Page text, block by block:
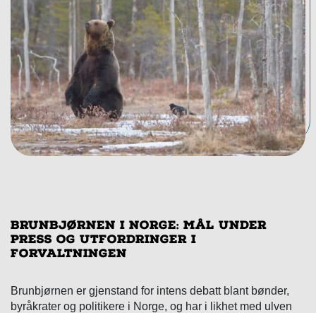
Brunbjørnen i Norge: Mål under
press og utfordringer i
forvaltningen
Brunbjørnen er gjenstand for intens debatt blant bønder,
byråkrater og politikere i Norge, og har i likhet med ulven